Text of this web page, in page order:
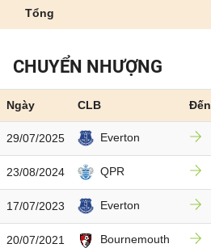
Tổng
CHUYỂN NHƯỢNG
Ngày CLB Đến
29/07/2025 Everton
23/08/2024 QPR
17/07/2023 Everton
20/07/2021 Bournemouth